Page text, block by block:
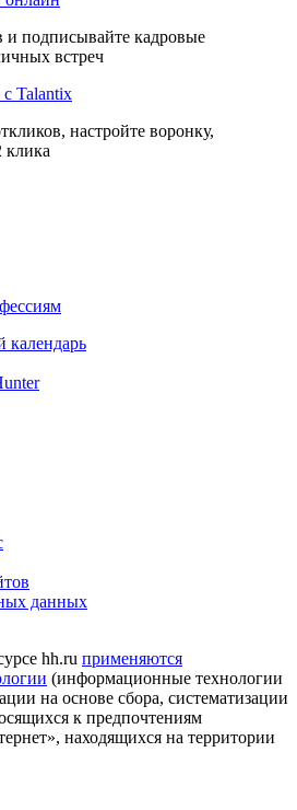
и подписывайте кадровые
встреч
с Talantix
настройте воронку,
клика
календарь
данных
hh.ru применяются
(информационные технологии
на основе сбора, систематизации
к предпочтениям
находящихся на территории